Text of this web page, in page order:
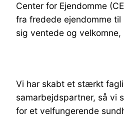
Center for Ejendomme
fra fredede ejendomme
sig ventede og
Vi har skabt et stærkt
samarbejdspartner, så vi
for et velfungerende